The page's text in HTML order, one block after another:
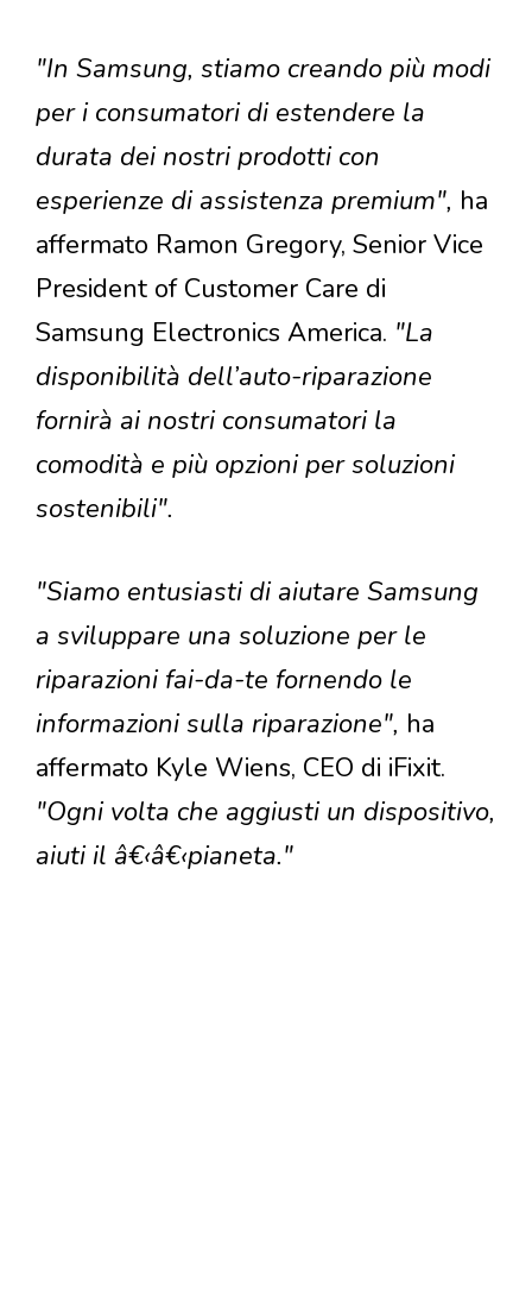
"In Samsung, stiamo creando più modi
per i consumatori di estendere la
durata dei nostri prodotti con
esperienze di assistenza premium", ha
affermato Ramon Gregory, Senior Vice
President of Customer Care di
Samsung Electronics America. "La
disponibilità dell’auto-riparazione
fornirà ai nostri consumatori la
comodità e più opzioni per soluzioni
sostenibili".
"Siamo entusiasti di aiutare Samsung
a sviluppare una soluzione per le
riparazioni fai-da-te fornendo le
informazioni sulla riparazione", ha
affermato Kyle Wiens, CEO di iFixit.
"Ogni volta che aggiusti un dispositivo,
aiuti il â€‹â€‹pianeta."